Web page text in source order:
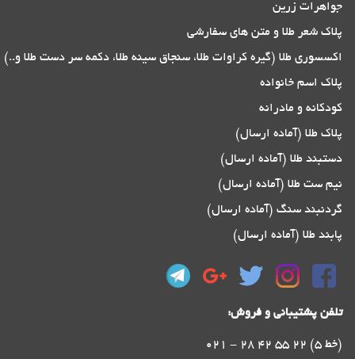
جواهرات زرین
پلاک شعر طلا و متن های سفارشی
اکسسوری طلا (گیره کراوات طلا، سنجاق سینه طلا، دکمه سر دست طلا و..)
پلاک اسم خانواده
کودکانه و مادرانه
پلاک طلا (آماده ارسال)
دستبند طلا (آماده ارسال)
نیم ست طلا (آماده ارسال)
گردنبند سنگ (آماده ارسال)
پابند طلا (آماده ارسال)
تلفن پشتیبانی و فروش:
021 - 28 42 55 22 (5 خط)